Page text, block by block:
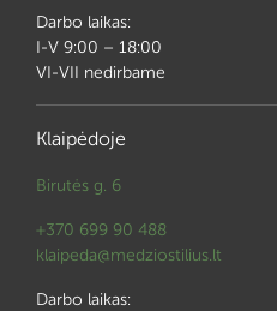
Darbo laikas:
I-V 9:00 – 18:00
VI-VII nedirbame
Klaipėdoje
Birutės g. 6
+370 699 90 488
klaipeda@medziostilius.lt
Darbo laikas: